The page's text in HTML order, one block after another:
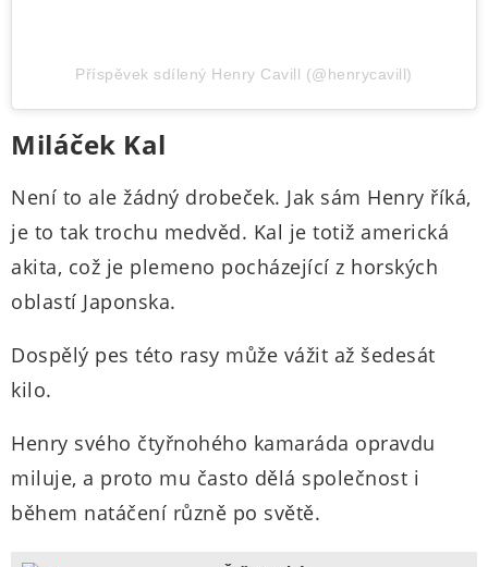
Příspěvek sdílený Henry Cavill (@henrycavill)
Miláček Kal
Není to ale žádný drobeček. Jak sám Henry říká,
je to tak trochu medvěd. Kal je totiž americká
akita, což je plemeno pocházející z horských
oblastí Japonska.
Dospělý pes této rasy může vážit až šedesát
kilo.
Henry svého čtyřnohého kamaráda opravdu
miluje, a proto mu často dělá společnost i
během natáčení různě po světě.